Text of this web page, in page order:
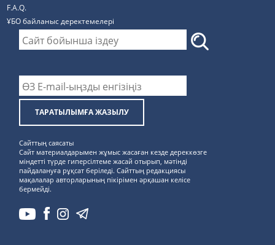
F.A.Q.
ҰБО байланыс деректемелерi
ТАРАТЫЛЫМҒА ЖАЗЫЛУ
Сайттың саясаты
Сайт материалдарымен жұмыс жасаған кезде дереккөзге
міндетті түрде гиперсілтеме жасай отырып, мәтінді
пайдалануға рұқсат беріледі. Сайттың редакциясы
мақалалар авторларының пікірімен әрқашан келісе
бермейді.